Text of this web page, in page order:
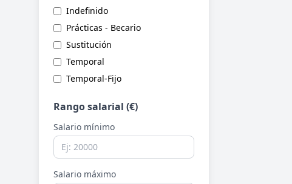
Indefinido
Prácticas - Becario
Sustitución
Temporal
Temporal-Fijo
Rango salarial (€)
Salario mínimo
Salario máximo